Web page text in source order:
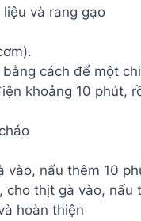
và rang gạo
cách để một
khoảng 10 phút,
vào, nấu thêm 10
hoàn thiện